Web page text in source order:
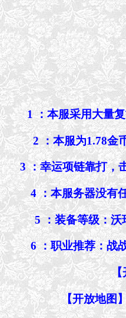
1 ：本服采用大量
2 ：本服为1.78
3 ：幸运项链靠打，
4 ：本服务器没有
5 ：装备等级：
6 ：职业推荐：战
【
【开放地图